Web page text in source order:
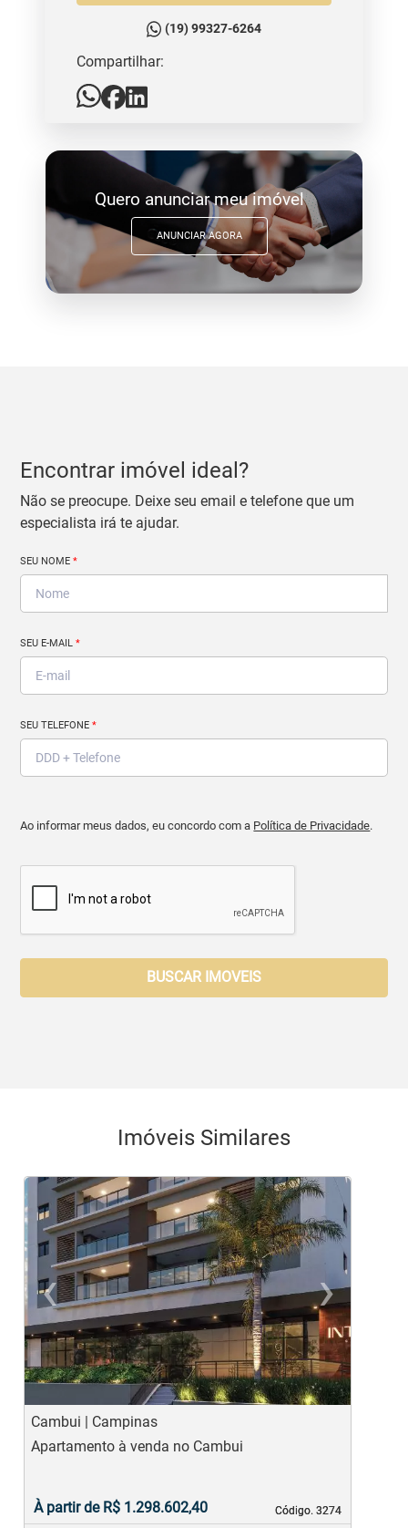
(19) 99327-6264
Compartilhar:
Quero anunciar meu imóvel
ANUNCIAR AGORA
Encontrar imóvel ideal?
Não se preocupe. Deixe seu email e telefone que um
especialista irá te ajudar.
SEU NOME*
SEU E-MAIL*
SEU TELEFONE*
Ao informar meus dados, eu concordo com a Política de Privacidade.
BUSCAR IMOVEIS
Imóveis Similares
‹
Previous
›
Cambui | Campinas
Código. 3274
Código. 3274
Apartamento à venda no Cambui
À partir de R$ 1.298.602,40